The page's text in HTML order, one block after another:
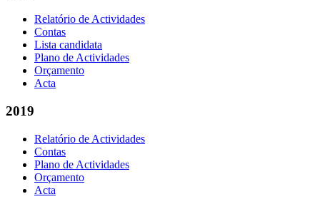
Relatório de Actividades
Contas
Lista candidata
Plano de Actividades
Orçamento
Acta
2019
Relatório de Actividades
Contas
Plano de Actividades
Orçamento
Acta